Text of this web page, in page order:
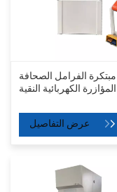
مبتكرة الفرامل الصحافة
المؤازرة الكهربائية النقية